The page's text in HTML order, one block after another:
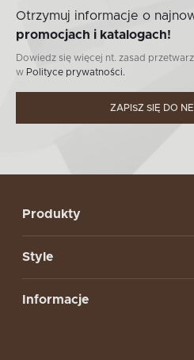
Otrzymuj informacje o
promocjach i katalogach!
Dowiedz się więcej nt. zasad
w Polityce prywatności.
ZAPISZ SIĘ DO
Produkty
Style
Informacje